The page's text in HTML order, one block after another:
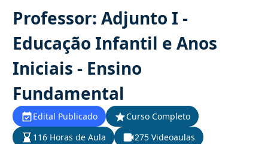
Professor: Adjunto I -
Educação Infantil e Anos
Iniciais - Ensino
Fundamental
Edital Publicado
Curso Completo
116 Horas de Aula
275 Videoaulas